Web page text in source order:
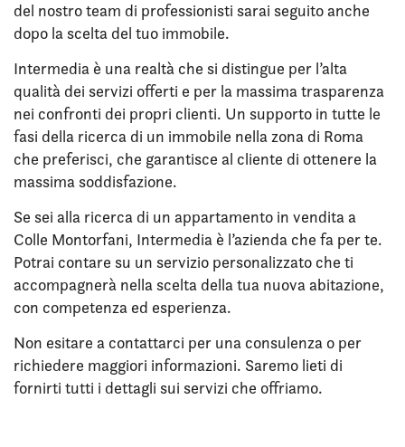
del nostro team di professionisti sarai seguito anche
dopo la scelta del tuo immobile.
Intermedia è una realtà che si distingue per l’alta
qualità dei servizi offerti e per la massima trasparenza
nei confronti dei propri clienti. Un supporto in tutte le
fasi della ricerca di un immobile nella zona di Roma
che preferisci, che garantisce al cliente di ottenere la
massima soddisfazione.
Se sei alla ricerca di un appartamento in vendita a
Colle Montorfani, Intermedia è l’azienda che fa per te.
Potrai contare su un servizio personalizzato che ti
accompagnerà nella scelta della tua nuova abitazione,
con competenza ed esperienza.
Non esitare a contattarci per una consulenza o per
richiedere maggiori informazioni. Saremo lieti di
fornirti tutti i dettagli sui servizi che offriamo.